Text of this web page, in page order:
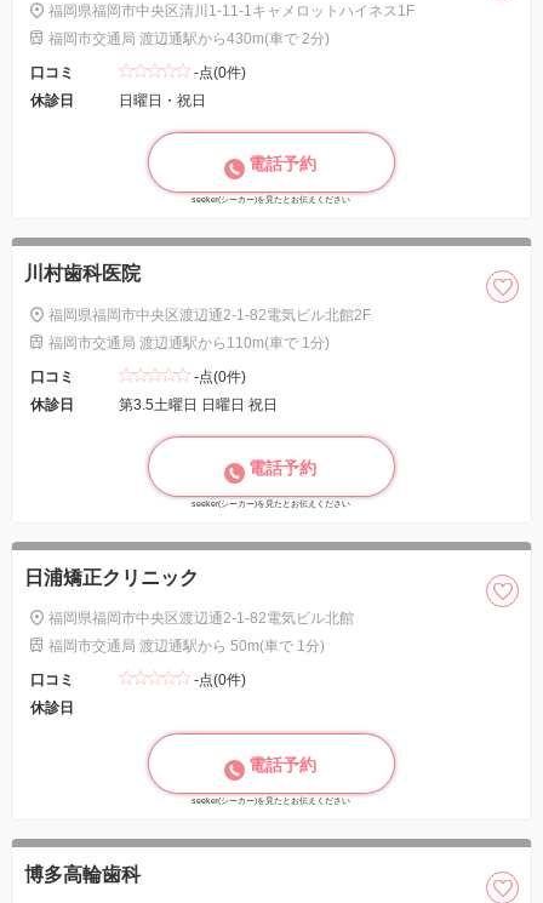
福岡県福岡市中央区清川1-11-1キャメロットハイネス1F
福岡市交通局 渡辺通駅から430m(車で 2分)
口コミ
-点(0件)
休診日
日曜日・祝日
電話予約
seeker(シーカー)を見たとお伝えください
川村歯科医院
福岡県福岡市中央区渡辺通2-1-82電気ビル北館2F
福岡市交通局 渡辺通駅から110m(車で 1分)
口コミ
-点(0件)
休診日
第3.5土曜日 日曜日 祝日
電話予約
seeker(シーカー)を見たとお伝えください
日浦矯正クリニック
福岡県福岡市中央区渡辺通2-1-82電気ビル北館
福岡市交通局 渡辺通駅から 50m(車で 1分)
口コミ
-点(0件)
休診日
電話予約
seeker(シーカー)を見たとお伝えください
博多高輪歯科